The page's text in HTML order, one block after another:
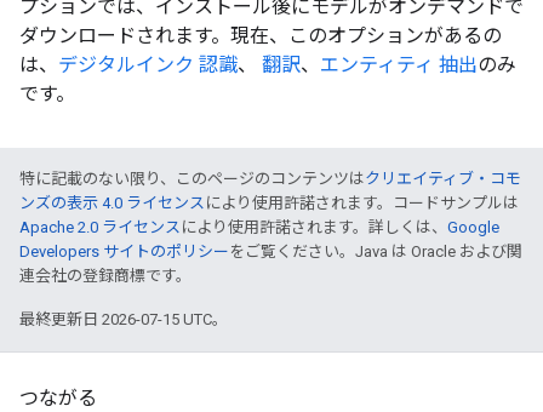
プションでは、インストール後にモデルがオンデマンドで
ダウンロードされます。現在、このオプションがあるの
は、 デジタルインク 認識、 翻訳、 エンティティ 抽出のみ
です。
特に記載のない限り、このページのコンテンツはクリエイティブ・コモ
ンズの表示 4.0 ライセンス により使用許諾されます。コードサンプルは
Apache 2.0 ライセンス により使用許諾されます。詳しくは、 Google
Developers サイトのポリシー をご覧ください。Java は Oracle および関
連会社の登録商標です。
最終更新日 2026-07-15 UTC。
つながる